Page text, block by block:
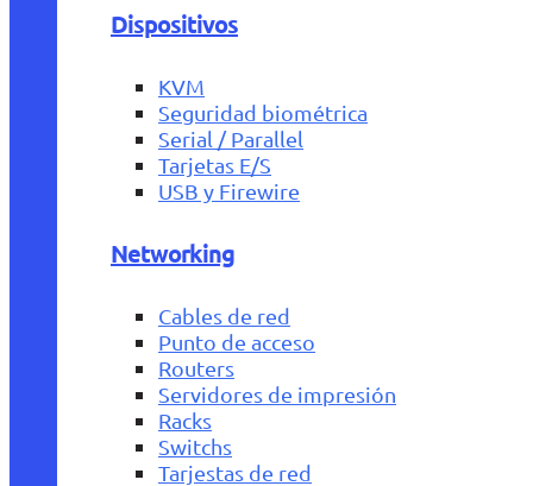
Dispositivos
KVM
Seguridad biométrica
Serial / Parallel
Tarjetas E/S
USB y Firewire
Networking
Cables de red
Punto de acceso
Routers
Servidores de impresión
Racks
Switchs
Tarjestas de red